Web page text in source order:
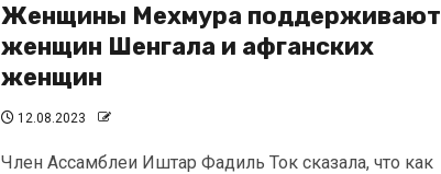
Женщины Мехмура поддерживают
женщин Шенгала и афганских
женщин
12.08.2023
Член Ассамблеи Иштар Фадиль Ток сказала, что как